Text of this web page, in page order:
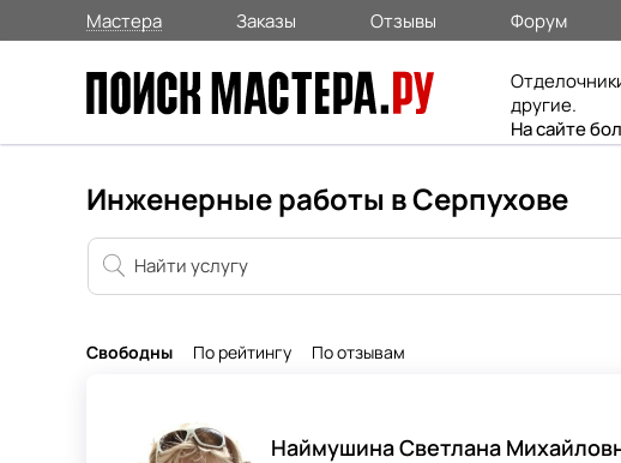
Мастера Заказы Отзывы Форум
другие.
На сайте
Инженерные работы в Серпухове
Свободны По рейтингу По отзывам
Наймушина Светлана